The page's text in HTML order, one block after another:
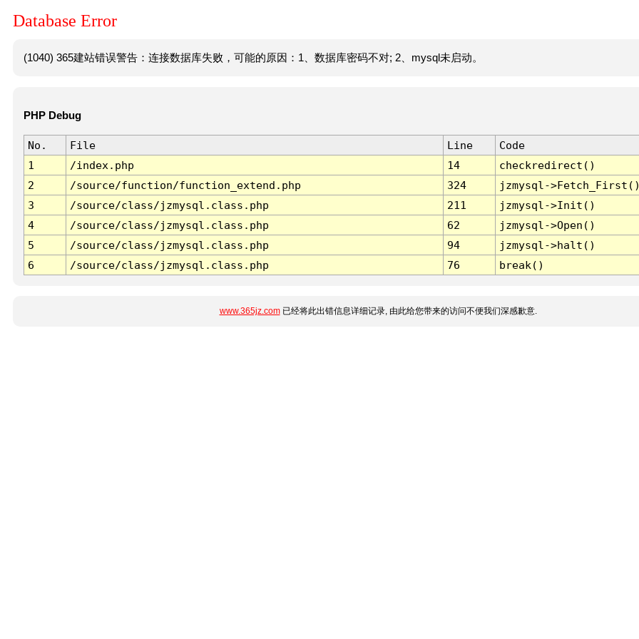
Database Error
(1040) 365建站错误警告：连接数据库失败，可能的原因：1、数据库密码不对; 2、mysql未启动。
PHP Debug
No. File Line
Code
1
/index.php 14
checkredirect()
2
/source/function/function_extend.php 324
jzmysql-
3
/source/class/jzmysql.class.php 211
jzmysql->Init()
4
/source/class/jzmysql.class.php 62
jzmysql->Open()
5
/source/class/jzmysql.class.php 94
jzmysql->halt()
6
/source/class/jzmysql.class.php 76 break()
www.365jz.com已经将此出错信息详细记录, 由此给您带来的访问不便我们深感歉意.